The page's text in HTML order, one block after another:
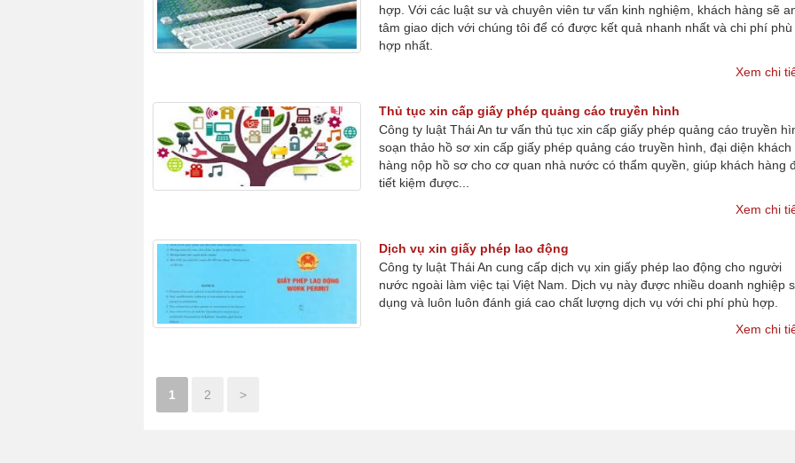
hợp. Với các luật sư và chuyên viên tư vấn kinh nghiệm, khách hàng sẽ
tâm giao dịch với chúng tôi để có được kết quả nhanh nhất và chi phí phù
hợp nhất.
Xem chi
Thủ tục xin cấp giấy phép quảng cáo truyền hình
Công ty luật Thái An tư vấn thủ tục xin cấp giấy phép quảng cáo truyền
soạn thảo hồ sơ xin cấp giấy phép quảng cáo truyền hình, đại diện khách
hàng nộp hồ sơ cho cơ quan nhà nước có thẩm quyền, giúp khách hàng
tiết kiệm được...
Xem chi
Dịch vụ xin giấy phép lao động
Công ty luật Thái An cung cấp dịch vụ xin giấy phép lao động cho người
nước ngoài làm việc tại Việt Nam. Dịch vụ này được nhiều doanh nghiệp
dụng và luôn luôn đánh giá cao chất lượng dịch vụ với chi phí phù hợp.
Xem chi
1 2 >